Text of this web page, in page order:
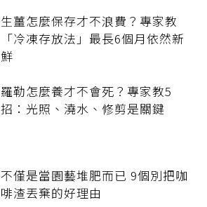
生薑怎麼保存才不浪費？專家教
「冷凍存放法」最長6個月依然新
鮮
羅勒怎麼養才不會死？專家教5
招：光照、澆水、修剪是關鍵
不僅是當園藝堆肥而已 9個別把咖
啡渣丟棄的好理由